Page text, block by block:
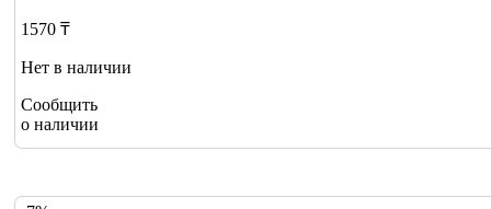
1570 ₸
Нет в наличии
Сообщить
о наличии